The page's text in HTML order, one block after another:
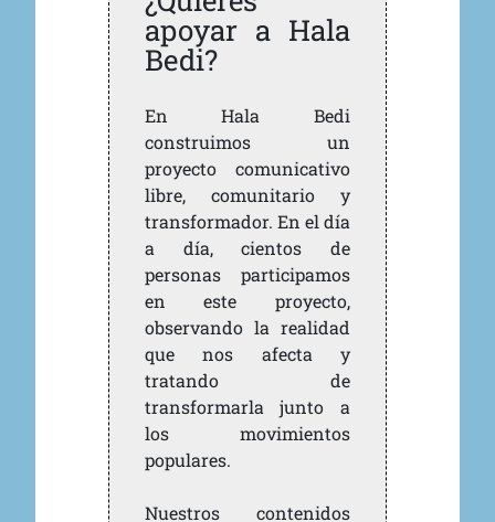
apoyar a Hala
Bedi?
En Hala Bedi
construimos un
proyecto comunicativo
libre, comunitario y
transformador. En el día
a día, cientos de
personas participamos
en este proyecto,
observando la realidad
que nos afecta y
tratando de
transformarla junto a
los movimientos
populares.
Nuestros contenidos